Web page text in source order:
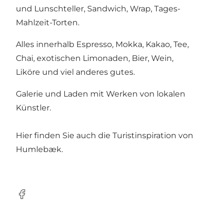
und Lunschteller, Sandwich, Wrap, Tages-
Mahlzeit-Torten.
Alles innerhalb Espresso, Mokka, Kakao, Tee,
Chai, exotischen Limonaden, Bier, Wein,
Liköre und viel anderes gutes.
Galerie und Laden mit Werken von lokalen
Künstler.
Hier finden Sie auch die Turistinspiration von
Humlebæk.
Facebook